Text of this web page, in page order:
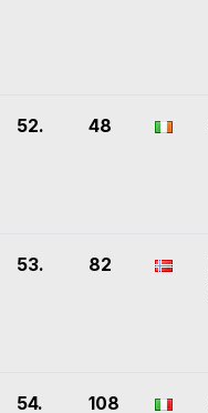
52. 48
53. 82
54. 108